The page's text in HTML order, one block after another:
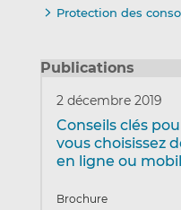
Protection des
Publications
2 décembre 2019
Conseils clés
vous choisissez
en ligne ou
Brochure